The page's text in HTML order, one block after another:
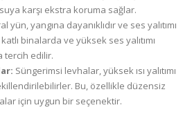
karşı ekstra koruma sağlar.
yün, yangına dayanıklıdır ve ses yalıtımı
binalarda ve yüksek ses yalıtımı
tercih edilir.
Süngerimsi levhalar, yüksek ısı yalıtımı
Bu, özellikle düzensiz
için uygun bir seçenektir.